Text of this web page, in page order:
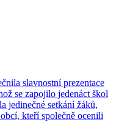
slavnostní prezentace
se zapojilo jedenáct škol
jedinečné setkání žáků,
kteří společně ocenili